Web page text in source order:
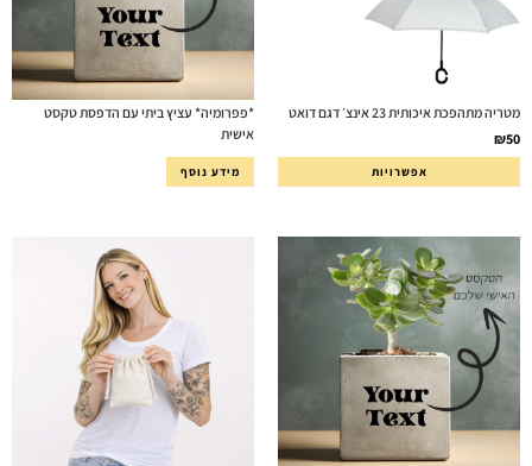
מטריה מתהפכת איכותית 23 אינצ׳ דגם דואט
₪50
אפשרויות
*פפרומיה* עציץ ביתי עם הדפסת טקסט
אישית
מידע נוסף